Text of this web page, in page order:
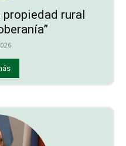
propiedad rural